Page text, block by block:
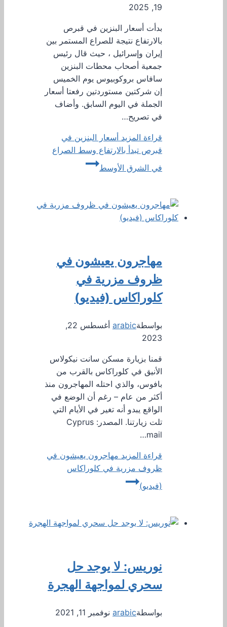
19, 2025
بدأت أسعار البنزين في قبرص
بالارتفاع نتيجة للصراع المستمر بين
إيران وإسرائيل ، حيث قال رئيس
جمعية أصحاب محطات البنزين
سافاس بروكوبيوس يوم الخميس
إن شركتين مستوردتين رفعتا أسعار
الجملة في اليوم السابق. وأضاف
في تصريح…
قراءة المزيد أسعار البنزين في
قبرص تبدأ بالارتفاع وسط الصراع
في الشرق الأوسط
مهاجرون يعيشون في
ظروف مزرية في
كلوراكاس (فيديو)
بواسطةarabic
أغسطس 22,
2023
قمنا بزيارة مسكن سانت نيكولاس
الأنيق في كلوراكاس بالقرب من
بافوس، والذي احتله المهاجرون منذ
أكثر من عام – رغم أن الوضع في
الواقع يبدو أنه تغير في الأيام التي
تلت زيارتنا. المصدر: Cyprus
mail…
قراءة المزيد مهاجرون يعيشون في
ظروف مزرية في كلوراكاس
(فيديو)
نوريس: لا يوجد حل
سحري لمواجهة الهجرة
بواسطةarabic نوفمبر 11, 2021